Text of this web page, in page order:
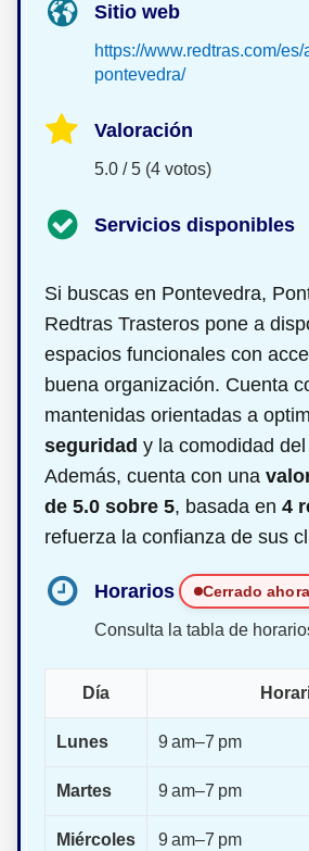
Sitio web
https://www.redtras.com/
pontevedra/
Valoración
5.0 / 5 (4 votos)
Servicios disponibles
Si buscas en Pontevedra,
Redtras Trasteros pone a
espacios funcionales con
buena organización. Cuenta
mantenidas orientadas a
seguridad y la comodidad
Además, cuenta con una
de 5.0 sobre 5, basada en 4
refuerza la confianza de sus
Horarios Cerrado ahora
Consulta la tabla de
Día
Lunes 9 am–7 pm
Martes 9 am–7 pm
Miércoles 9 am–7 pm